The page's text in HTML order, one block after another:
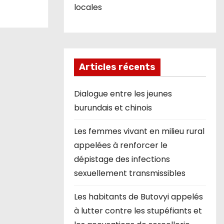
locales
Articles récents
Dialogue entre les jeunes
burundais et chinois
Les femmes vivant en milieu rural
appelées à renforcer le
dépistage des infections
sexuellement transmissibles
Les habitants de Butovyi appelés
à lutter contre les stupéfiants et